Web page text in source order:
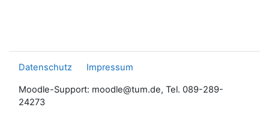
Datenschutz Impressum
Moodle-Support: moodle@tum.de, Tel. 089-289-
24273